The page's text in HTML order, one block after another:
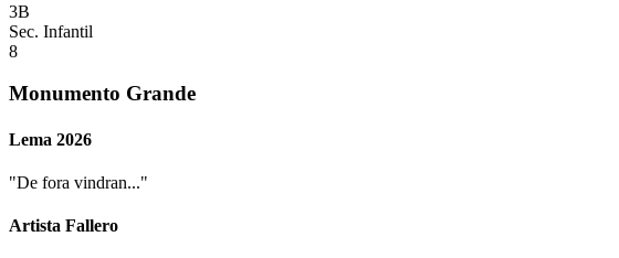
3B
Sec. Infantil
8
Monumento Grande
Lema 2026
"De fora vindran..."
Artista Fallero